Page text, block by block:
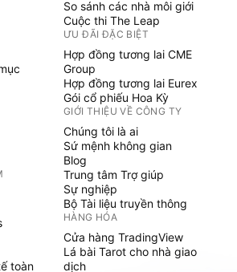
toàn
So sánh các nhà môi giới
Cuộc thi The Leap
ƯU ĐÃI ĐẶC BIỆT
Hợp đồng tương lai CME
Group
Hợp đồng tương lai Eurex
Gói cổ phiếu Hoa Kỳ
GIỚI THIỆU VỀ CÔNG TY
Chúng tôi là ai
Sứ mệnh không gian
Blog
Trung tâm Trợ giúp
Sự nghiệp
Bộ Tài liệu truyền thông
HÀNG HÓA
Cửa hàng TradingView
Lá bài Tarot cho nhà giao
dịch